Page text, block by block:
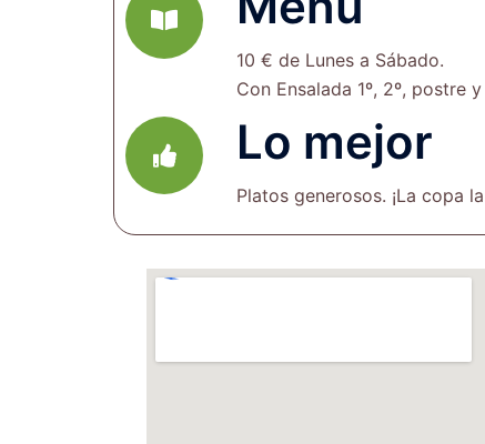
10 € de Lunes a Sábado.
Con Ensalada 1º, 2º, postre
Lo mejor
Platos generosos. ¡La copa